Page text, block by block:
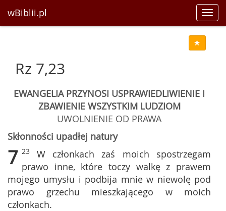
wBiblii.pl
Rz 7,23
EWANGELIA PRZYNOSI USPRAWIEDLIWIENIE I
ZBAWIENIE WSZYSTKIM LUDZIOM
UWOLNIENIE OD PRAWA
Skłonności upadłej natury
7 23 W członkach zaś moich spostrzegam
prawo inne, które toczy walkę z prawem
mojego umysłu i podbija mnie w niewolę pod
prawo grzechu mieszkającego w moich
członkach.